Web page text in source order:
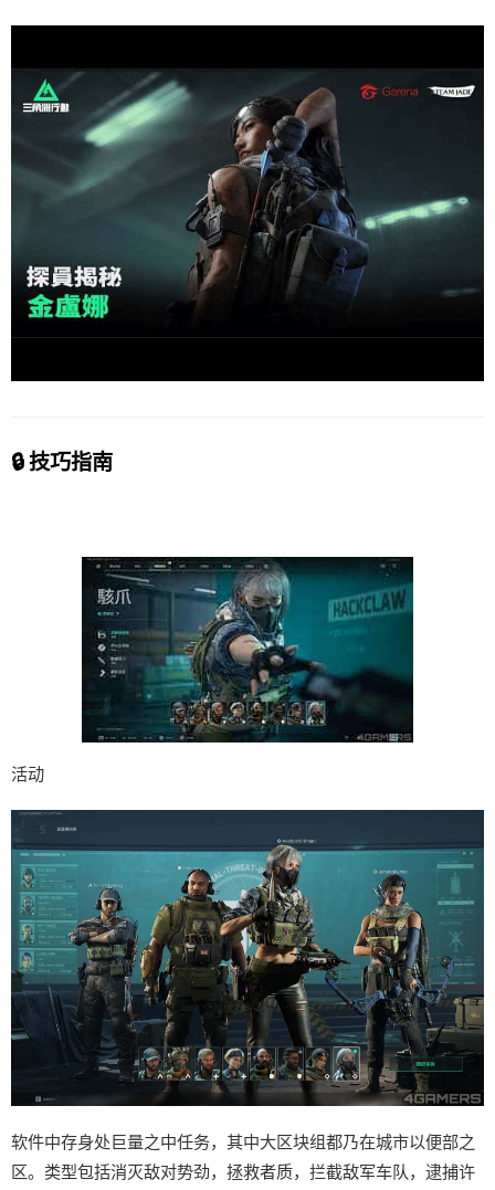
🔒 技巧指南
活动
软件中存身处巨量之中任务，其中大区块组都乃在城市以便部之
区。类型包括消灭敌对势劲，拯救者质，拦截敌军车队，逮捕许